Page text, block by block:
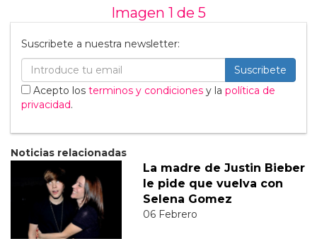
Imagen 1 de 5
Suscribete a nuestra newsletter:
Suscribete
Acepto los terminos y condiciones y la política de
privacidad.
Noticias relacionadas
La madre de Justin Bieber
le pide que vuelva con
Selena Gomez
06 Febrero